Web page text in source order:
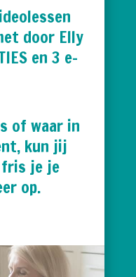
door Elly
en 3 e-
of waar in
kun jij
je je
op.